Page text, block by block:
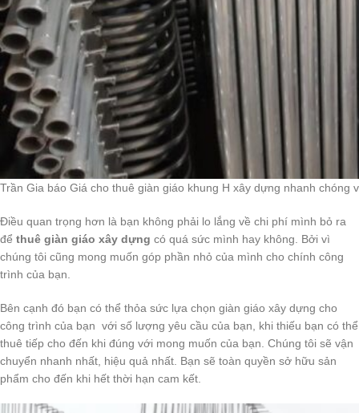
Trần Gia báo Giá cho thuê giàn giáo khung H xây dựng nhanh chóng
Điều quan trọng hơn là bạn không phải lo lắng về chi phí mình bỏ ra
để thuê giàn giáo xây dựng có quá sức mình hay không. Bởi vì
chúng tôi cũng mong muốn góp phần nhỏ của mình cho chính công
trình của bạn.
Bên cạnh đó bạn có thể thỏa sức lựa chọn giàn giáo xây dựng cho
công trình của bạn với số lượng yêu cầu của bạn, khi thiếu bạn có thể
thuê tiếp cho đến khi đúng với mong muốn của bạn. Chúng tôi sẽ vận
chuyển nhanh nhất, hiệu quả nhất. Bạn sẽ toàn quyền sở hữu sản
phẩm cho đến khi hết thời hạn cam kết.